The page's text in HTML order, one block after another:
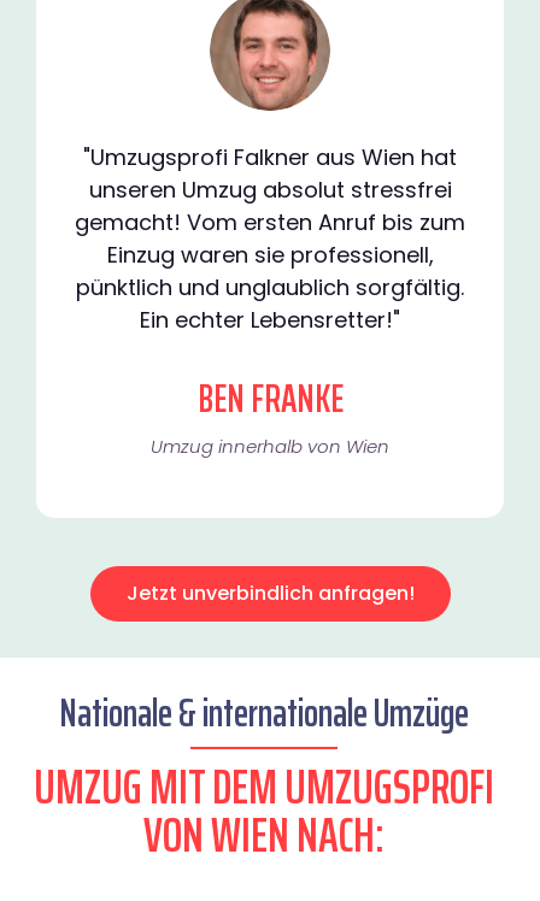
"Umzugsprofi Falkner aus Wien hat
unseren Umzug absolut stressfrei
gemacht! Vom ersten Anruf bis zum
Einzug waren sie professionell,
pünktlich und unglaublich sorgfältig.
Ein echter Lebensretter!"
BEN FRANKE
Umzug innerhalb von Wien​
Jetzt unverbindlich anfragen!
Nationale & internationale Umzüge
UMZUG MIT DEM UMZUGSPROFI
VON WIEN NACH: